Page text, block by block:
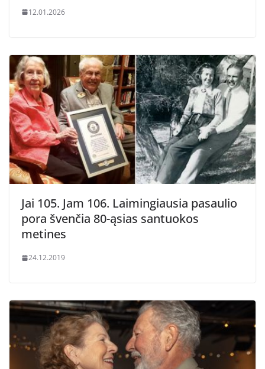
12.01.2026
Jai 105. Jam 106. Laimingiausia pasaulio
pora švenčia 80-ąsias santuokos
metines
24.12.2019